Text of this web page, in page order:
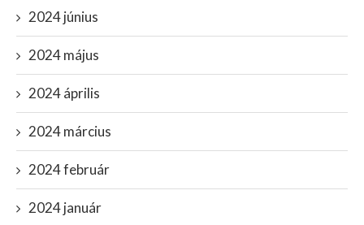
2024 június
2024 május
2024 április
2024 március
2024 február
2024 január